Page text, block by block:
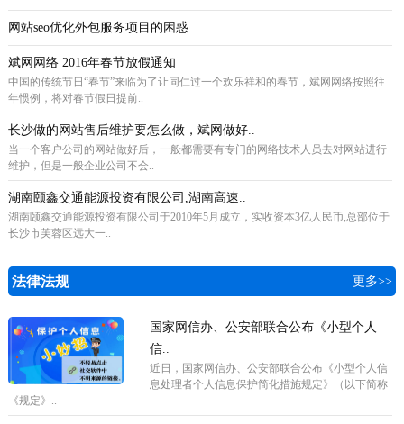
网站seo优化外包服务项目的困惑
斌网网络 2016年春节放假通知
中国的传统节日“春节”来临为了让同仁过一个欢乐祥和的春节，斌网网络按照往
年惯例，将对春节假日提前..
长沙做的网站售后维护要怎么做，斌网做好..
当一个客户公司的网站做好后，一般都需要有专门的网络技术人员去对网站进行
维护，但是一般企业公司不会..
湖南颐鑫交通能源投资有限公司,湖南高速..
湖南颐鑫交通能源投资有限公司于2010年5月成立，实收资本3亿人民币,总部位于
长沙市芙蓉区远大一..
法律法规 更多>>
国家网信办、公安部联合公布《小型个人
信..
近日，国家网信办、公安部联合公布《小型个人信
息处理者个人信息保护简化措施规定》（以下简称
《规定》..